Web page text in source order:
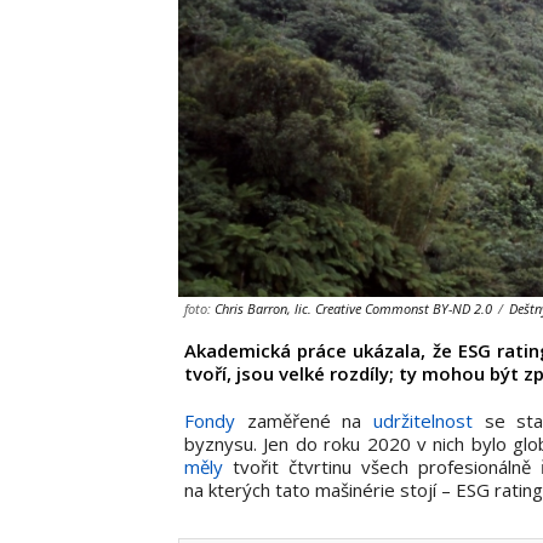
foto: Chris Barron, lic. Creative Commonst BY-ND 2.0 /
Akademická práce ukázala, že ESG
tvoří, jsou velké rozdíly; ty mohou být
Fondy zaměřené na udržitelnost se
byznysu. Jen do roku 2020 v nich bylo
měly tvořit čtvrtinu všech profesionálně
na kterých tato mašinérie stojí – ESG